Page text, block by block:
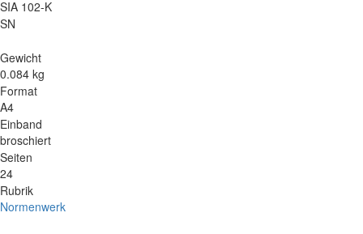
SIA 102-K
SN
Gewicht
0.084 kg
Format
A4
Einband
broschiert
Seiten
24
Rubrik
Normenwerk